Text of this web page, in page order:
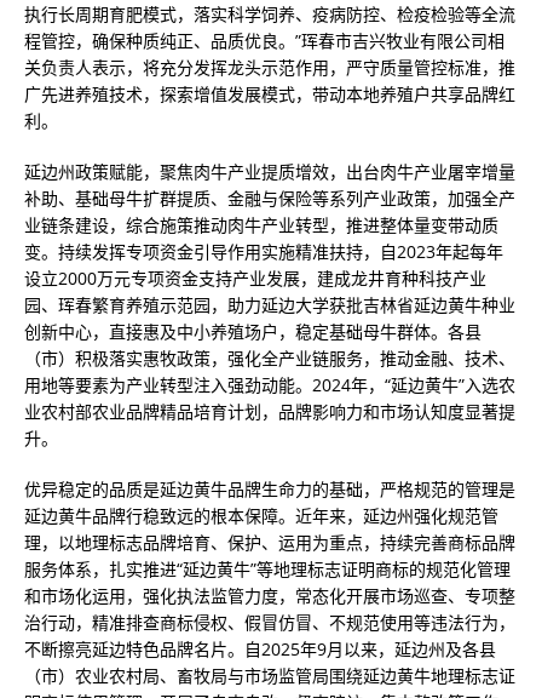
执行长周期育肥模式，落实科学饲养、疫病防控、检疫检验等全流
程管控，确保种质纯正、品质优良。”珲春市吉兴牧业有限公司相
关负责人表示，将充分发挥龙头示范作用，严守质量管控标准，推
广先进养殖技术，探索增值发展模式，带动本地养殖户共享品牌红
利。
延边州政策赋能，聚焦肉牛产业提质增效，出台肉牛产业屠宰增量
补助、基础母牛扩群提质、金融与保险等系列产业政策，加强全产
业链条建设，综合施策推动肉牛产业转型，推进整体量变带动质
变。持续发挥专项资金引导作用实施精准扶持，自2023年起每年
设立2000万元专项资金支持产业发展，建成龙井育种科技产业
园、珲春繁育养殖示范园，助力延边大学获批吉林省延边黄牛种业
创新中心，直接惠及中小养殖场户，稳定基础母牛群体。各县
（市）积极落实惠牧政策，强化全产业链服务，推动金融、技术、
用地等要素为产业转型注入强劲动能。2024年，“延边黄牛”入选农
业农村部农业品牌精品培育计划，品牌影响力和市场认知度显著提
升。
优异稳定的品质是延边黄牛品牌生命力的基础，严格规范的管理是
延边黄牛品牌行稳致远的根本保障。近年来，延边州强化规范管
理，以地理标志品牌培育、保护、运用为重点，持续完善商标品牌
服务体系，扎实推进“延边黄牛”等地理标志证明商标的规范化管理
和市场化运用，强化执法监管力度，常态化开展市场巡查、专项整
治行动，精准排查商标侵权、假冒仿冒、不规范使用等违法行为，
不断擦亮延边特色品牌名片。自2025年9月以来，延边州及各县
（市）农业农村局、畜牧局与市场监管局围绕延边黄牛地理标志证